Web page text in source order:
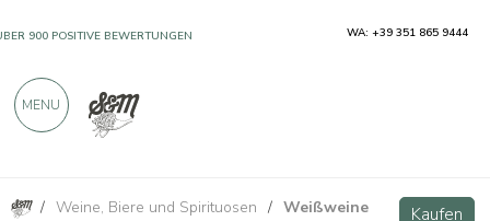
/ Weine, Biere und Spirituosen / Weißweine Kaufen
Kaufen
900 POSITIVE BEWERTUNGEN WA: +39 351 865 9444
MENU